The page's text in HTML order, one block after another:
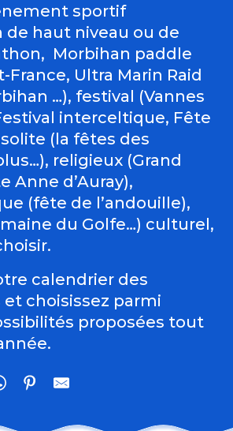
sportif
haut niveau ou de
Morbihan paddle
Ultra Marin Raid
…), festival (Vannes
interceltique, Fête
(la fêtes des
religieux (Grand
Anne d’Auray),
(fête de l’andouille),
du Golfe…) culturel,
calendrier des
choisissez parmi
proposées tout